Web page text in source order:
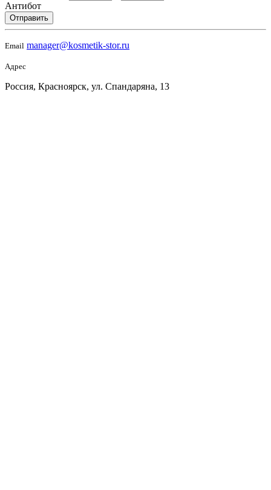
Антибот
Отправить
Email manager@kosmetik-stor.ru
Адрес
Россия, Красноярск, ул. Спандаряна, 13